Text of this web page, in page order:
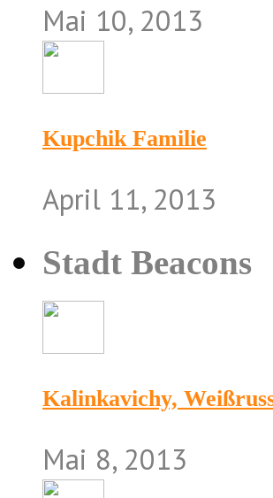
Mai 10, 2013
Kupchik Familie
April 11, 2013
Stadt Beacons
Kalinkavichy,
Mai 8, 2013